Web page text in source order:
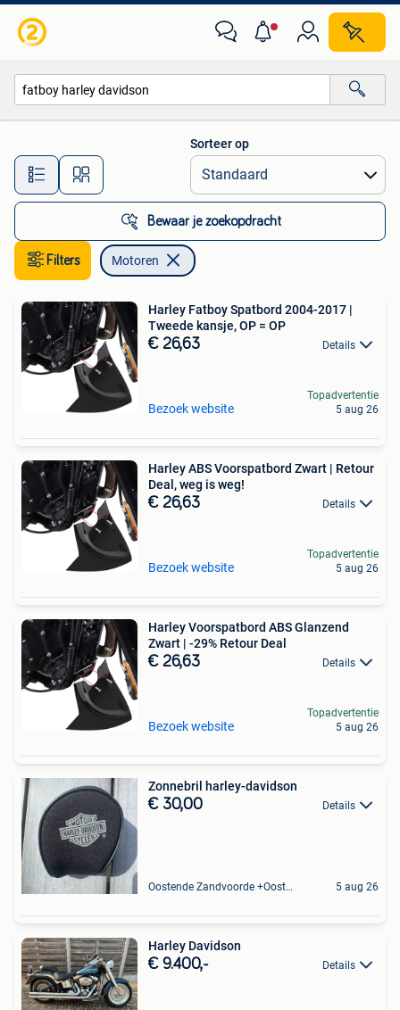
Alle afstanden…
Sorteer op
Bewaar je zoekopdracht
Filters Motoren
Harley Fatboy Spatbord 2004-2017 |
Tweede kansje, OP = OP
€ 26,63 Details
Bezoek website
Topadvertentie
5 aug 26
Harley ABS Voorspatbord Zwart | Retour
Deal, weg is weg!
€ 26,63 Details
Bezoek website
Topadvertentie
5 aug 26
Harley Voorspatbord ABS Glanzend
Zwart | -29% Retour Deal
€ 26,63 Details
Bezoek website
Topadvertentie
5 aug 26
Zonnebril harley-davidson
€ 30,00 Details
Oostende Zandvoorde +Oostende 5 aug 26
Harley Davidson
€ 9.400,- Details